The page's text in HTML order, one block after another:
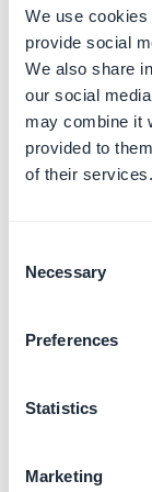
We use
provide social
We also share
our social
may combine it
provided to
of their services.
Selection
Necessary
Preferences
Statistics
Marketing
Para utilizar
1 - Escoge la
2 - Rellena la